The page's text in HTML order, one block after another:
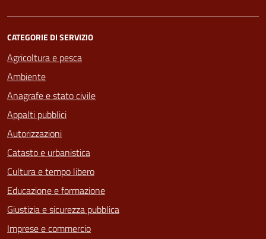
CATEGORIE DI SERVIZIO
Agricoltura e pesca
Ambiente
Anagrafe e stato civile
Appalti pubblici
Autorizzazioni
Catasto e urbanistica
Cultura e tempo libero
Educazione e formazione
Giustizia e sicurezza pubblica
Imprese e commercio